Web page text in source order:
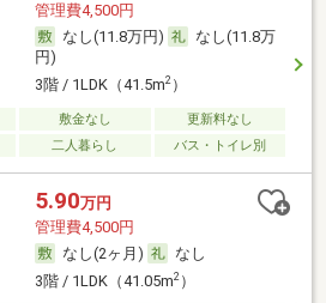
管理費4,500円
なし(11.8万円)
なし(11.8万
円)
3階 / 1LDK（41.5m2）
敷金なし
更新料なし
二人暮らし バス・トイレ別
5.90万円
管理費4,500円
なし(2ヶ月)
なし
3階 / 1LDK（41.05m2）